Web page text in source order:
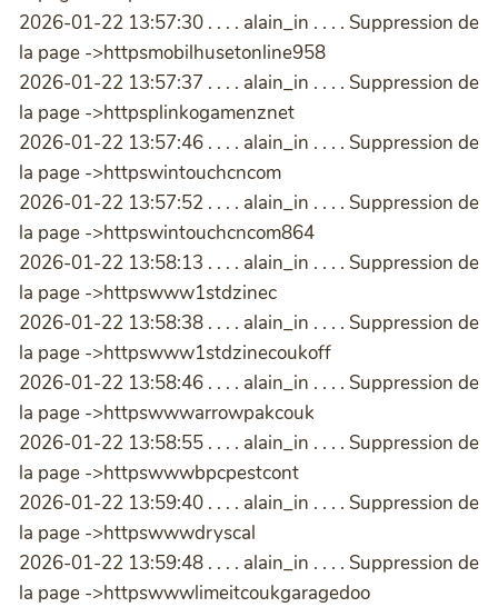
2026-01-22 13:57:30 . . . . alain_in . . . . Suppression de
la page ->httpsmobilhusetonline958
2026-01-22 13:57:37 . . . . alain_in . . . . Suppression de
la page ->httpsplinkogamenznet
2026-01-22 13:57:46 . . . . alain_in . . . . Suppression de
la page ->httpswintouchcncom
2026-01-22 13:57:52 . . . . alain_in . . . . Suppression de
la page ->httpswintouchcncom864
2026-01-22 13:58:13 . . . . alain_in . . . . Suppression de
la page ->httpswww1stdzinec
2026-01-22 13:58:38 . . . . alain_in . . . . Suppression de
la page ->httpswww1stdzinecoukoff
2026-01-22 13:58:46 . . . . alain_in . . . . Suppression de
la page ->httpswwwarrowpakcouk
2026-01-22 13:58:55 . . . . alain_in . . . . Suppression de
la page ->httpswwwbpcpestcont
2026-01-22 13:59:40 . . . . alain_in . . . . Suppression de
la page ->httpswwwdryscal
2026-01-22 13:59:48 . . . . alain_in . . . . Suppression de
la page ->httpswwwlimeitcoukgaragedoo